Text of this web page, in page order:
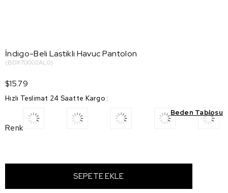
İndigo-Beli Lastikli Havuc Pantolon
(BDX70002AL0)
$15.79
Hızlı Teslimat 24 Saatte Kargo :
Beden Tablosu
Renk